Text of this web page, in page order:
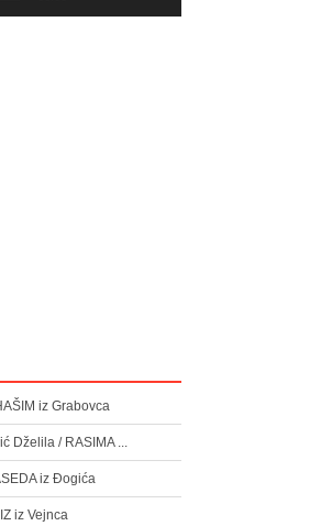
Gore/Dole
iz Grabovca
Dželila / RASIMA ...
iz Đogića
iz Vejnca